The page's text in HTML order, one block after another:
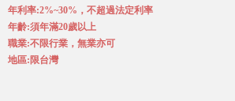
年利率:2%~30%，不超過法定利率
年齡:須年滿20歲以上
職業:不限行業，無業亦可
地區:限台灣